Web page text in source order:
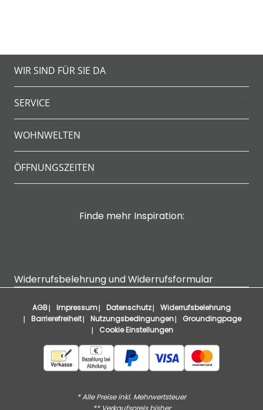
WIR SIND FÜR SIE DA
SERVICE
WOHNWELTEN
ÖFFNUNGSZEITEN
Finde mehr Inspiration:
Widerrufsbelehrung und Widerrufsformular
AGB Impressum Datenschutz
Widerrufsbelehrung
Barrierefreiheit
Nutzungsbedingungen
Groundingpage
Cookie Einstellungen
* Alle Preise inkl. Mehrwertsteuer
** Verkaufspreis bisher